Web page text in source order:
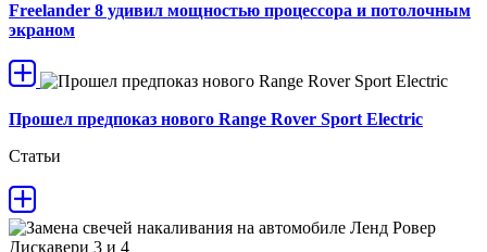
Freelander 8 удивил мощностью процессора и потолочным
экраном
Прошел предпоказ нового Range Rover Sport Electric
Статьи